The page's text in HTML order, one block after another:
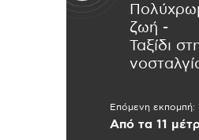
ζωή -
Ταξίδι
Επόμενη εκπομπή:
Από τα 11